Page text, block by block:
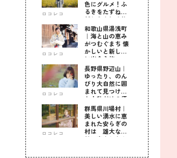
ロコレコ
色にグルメ！ふ
るきをたずねて
新しきを知る旅
ロコレコ
和歌山県湯浅町
｜海と山の恵み
がつむぐまち 懐
かしいと新しい
に出会う旅
ロコレコ
長野県野辺山｜
ゆったり、のん
びり大自然に囲
まれて見つけ
た！私だけの優
しい自分時間
ロコレコ
群馬県川場村｜
美しい湧水に恵
まれた安らぎの
村は 雄大な自
然に育まれた心